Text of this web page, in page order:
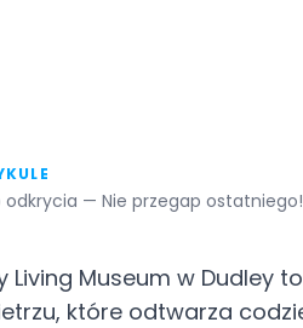
— Nie przegap ostatniego!
Living Museum w Dudley
które odtwarza